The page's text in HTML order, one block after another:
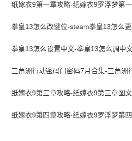
纸嫁衣9第一章攻略-纸嫁衣9罗浮梦第
拳皇13怎么改键位-steam拳皇13怎么
拳皇13怎么设置中文-拳皇13怎么调中
纸嫁衣9第三章攻略-纸嫁衣9第三章图
纸嫁衣9第四章攻略-纸嫁衣9罗浮梦第